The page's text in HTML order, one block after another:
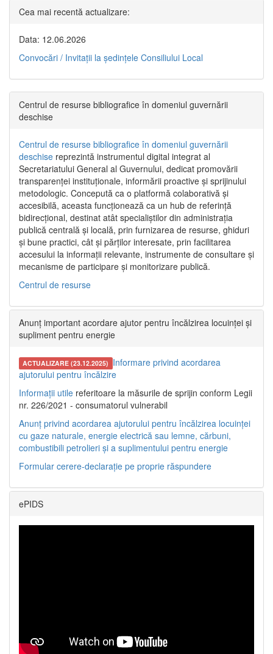
Cea mai recentă actualizare:
Data: 12.06.2026
Convocări / Invitaţii la şedinţele Consiliului Local
Centrul de resurse bibliografice în domeniul guvernării
deschise
Centrul de resurse bibliografice în domeniul guvernării
deschise reprezintă instrumentul digital integrat al
Secretariatului General al Guvernului, dedicat promovării
transparenței instituționale, informării proactive și sprijinului
metodologic. Concepută ca o platformă colaborativă și
accesibilă, aceasta funcționează ca un hub de referință
bidirecțional, destinat atât specialiștilor din administrația
publică centrală și locală, prin furnizarea de resurse, ghiduri
și bune practici, cât și părților interesate, prin facilitarea
accesului la informații relevante, instrumente de consultare și
mecanisme de participare și monitorizare publică.
Centrul de resurse
Anunț important acordare ajutor pentru încălzirea locuinței și
supliment pentru energie
ACTUALIZARE (23.12.2025) Informare privind acordarea
ajutorului pentru încălzire
Informații utile referitoare la măsurile de sprijin conform Legii
nr. 226/2021 - consumatorul vulnerabil
Anunț privind acordarea ajutorului pentru încălzirea locuinței
cu gaze naturale, energie electrică sau lemne, cărbuni,
combustibili petrolieri și a suplimentului pentru energie
Formular cerere-declarație pe proprie răspundere
ePIDS